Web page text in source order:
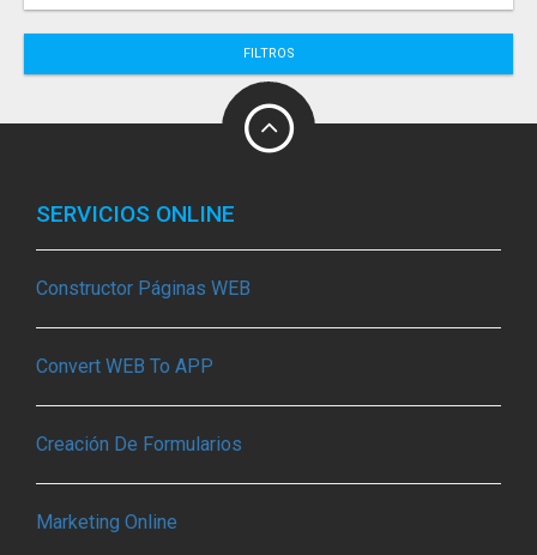
FILTROS
SERVICIOS ONLINE
Constructor Páginas WEB
Convert WEB To APP
Creación De Formularios
Marketing Online